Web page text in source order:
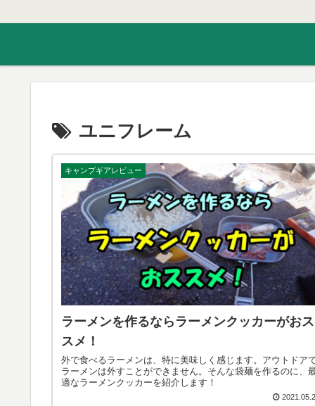
ユニフレーム
キャンプギアレビュー
ラーメンを作るならラーメンクッカーがおス
スメ！
外で食べるラーメンは、特に美味しく感じます。アウトドア
ラーメンは外すことができません。そんな袋麺を作るのに、
適なラーメンクッカーを紹介します！